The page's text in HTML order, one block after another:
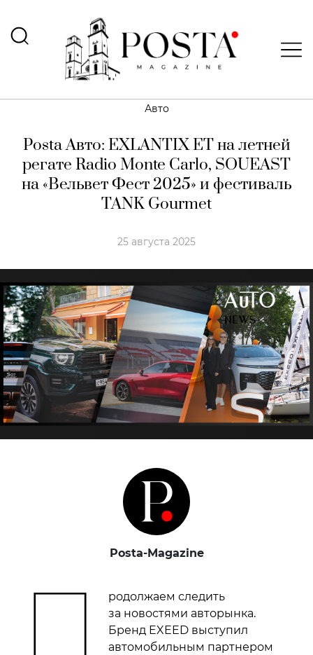
Авто
Posta Авто: EXLANTIX EТ на летней
регате Radio Monte Carlo, SOUEAST
на «Вельвет Фест 2025» и фестиваль
TANK Gourmet
25 августа 2025
Posta-Magazine
П
родолжаем следить
за новостями авторынка.
Бренд EXEED выступил
автомобильным партнером